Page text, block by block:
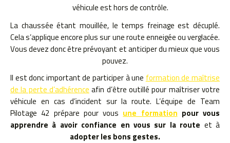
véhicule est hors de contrôle.
La chaussée étant mouillée, le temps freinage est décuplé.
Cela s’applique encore plus sur une route enneigée ou verglacée.
Vous devez donc être prévoyant et anticiper du mieux que vous
pouvez.
Il est donc important de participer à une formation de maîtrise
de la perte d’adhérence afin d’être outillé pour maîtriser votre
véhicule en cas d’incident sur la route. L’équipe de Team
Pilotage 42 prépare pour vous une formation pour vous
apprendre à avoir confiance en vous sur la route et à
adopter les bons gestes.